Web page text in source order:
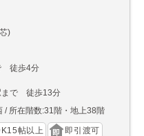
)
徒歩4分
まで 徒歩13分
所在階数:31階・地上38階
帖以上
即引渡可